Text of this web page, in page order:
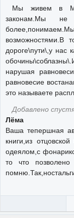
Мы живем в
законам.Мы
возможностями.В
дороге\пути\,у нас
нарушая
равновесие
это называете
Добавлено
Лёма
Ваша тепершная
книги,из
одеялом,с
то что